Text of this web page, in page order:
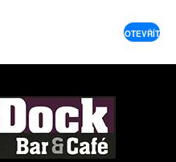
OTEVŘÍT